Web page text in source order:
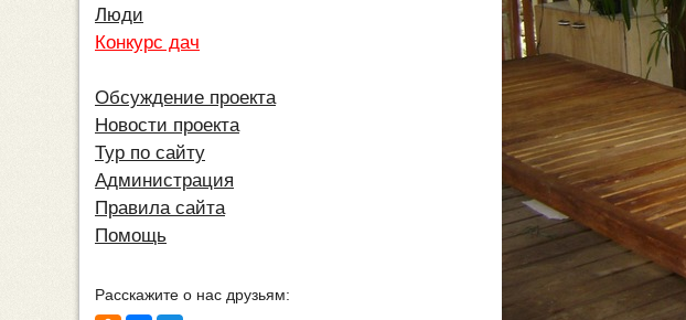
Люди
Конкурс дач
Обсуждение проекта
Новости проекта
Тур по сайту
Администрация
Правила сайта
Помощь
Расскажите о нас друзьям: